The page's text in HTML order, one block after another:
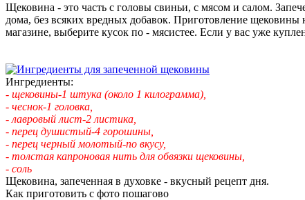
Щековина - это часть с головы свиньи, с мясом и салом.
дома, без всяких вредных добавок. Приготовление щековины
магазине, выберите кусок по - мясистее. Если у вас уже
Ингредиенты:
- щековины-1 штука (около 1 килограмма),
- чеснок-1 головка,
- лавровый лист-2 листика,
- перец душистый-4 горошины,
- перец черный молотый-по вкусу,
- толстая капроновая нить для обвязки щековины,
- соль
Щековина, запеченная в духовке - вкусный рецепт дня.
Как приготовить с фото пошагово